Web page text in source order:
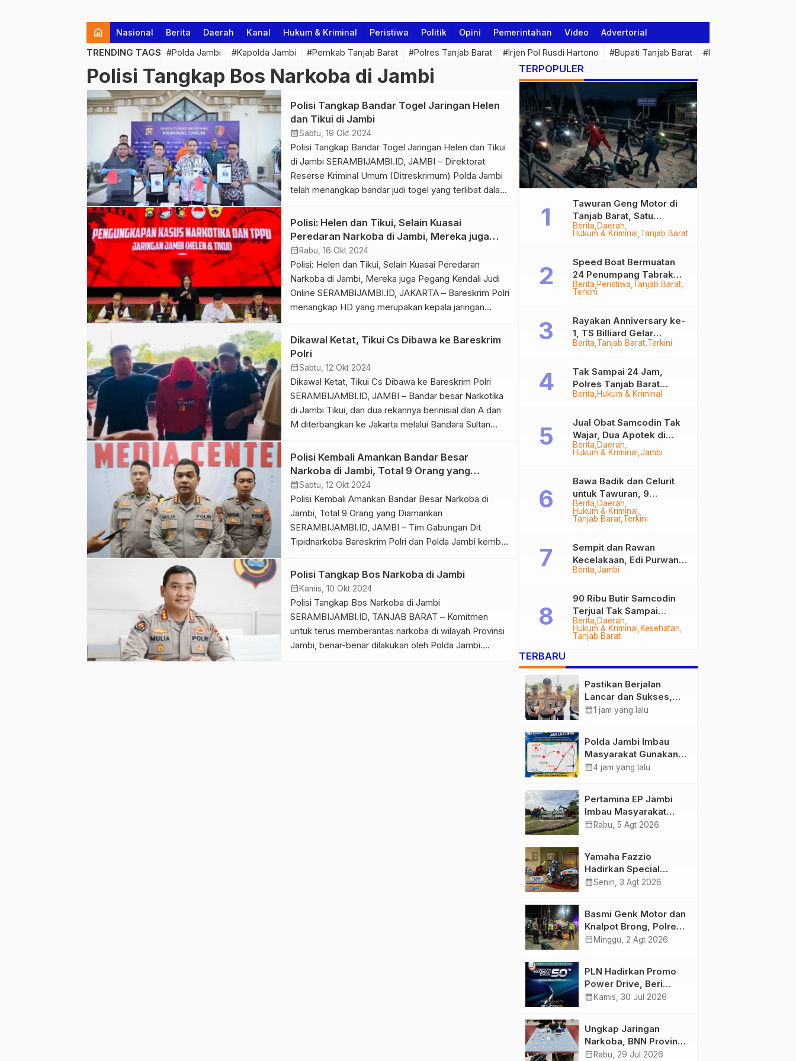
home Nasional Berita Daerah Kanal Hukum & Kriminal Peristiwa Politik Opini Pemerintahan Video Advertorial
TRENDING TAGS #Polda Jambi #Kapolda Jambi #Pemkab Tanjab Barat #Polres Tanjab Barat #Irjen Pol Rusdi Hartono #Bupati Tanjab Barat #Pemprov Jambi
Polisi Tangkap Bos Narkoba di Jambi
Polisi Tangkap Bandar Togel Jaringan Helen
dan Tikui di Jambi
calendar_monthSabtu, 19 Okt 2024
Polisi Tangkap Bandar Togel Jaringan Helen dan Tikui
di Jambi SERAMBIJAMBI.ID, JAMBI – Direktorat
Reserse Kriminal Umum (Ditreskrimum) Polda Jambi
telah menangkap bandar judi togel yang terlibat dalam
pengungkapan ini, Ditreskrimum Polda Jambi telah
menetapkan tiga orang tersangka. Ketiganya yakni, L
alias Lohan sebagai agen, AK dan […]
Polisi: Helen dan Tikui, Selain Kuasai
Peredaran Narkoba di Jambi, Mereka juga
Pegang Kendali Judi Online
calendar_month Rabu, 16 Okt 2024
Polisi: Helen dan Tikui, Selain Kuasai Peredaran
Narkoba di Jambi, Mereka juga Pegang Kendali Judi
Online SERAMBIJAMBI.ID, JAKARTA – Bareskrim Polri
menangkap HD yang merupakan kepala jaringan
aparat juga menangkap kaki tangannya yang masih
memiliki hubungan keluarga. Penangkapan HD
dilakukan pada Kamis (10/10/2024) kemarin, di sebuah
[…]
Dikawal Ketat, Tikui Cs Dibawa ke Bareskrim
Polri
calendar_monthSabtu, 12 Okt 2024
Dikawal Ketat, Tikui Cs Dibawa ke Bareskrim Polri
SERAMBIJAMBI.ID, JAMBI – Bandar besar Narkotika
di Jambi Tikui, dan dua rekannya berinisial dan A dan
M diterbangkan ke Jakarta melalui Bandara Sultan
Tikui dan dua rekannya tiba di Bandara sekira pukul
17.00 WIB dengan pengawalan ketat Resmob Polda
[…]
Polisi Kembali Amankan Bandar Besar
Narkoba di Jambi, Total 9 Orang yang
Diamankan
calendar_monthSabtu, 12 Okt 2024
Polisi Kembali Amankan Bandar Besar Narkoba di
Jambi, Total 9 Orang yang Diamankan
SERAMBIJAMBI.ID, JAMBI – Tim Gabungan Dit
Tipidnarkoba Bareskrim Polri dan Polda Jambi kembali
merupakan jaringan H yang berhasil ditangkap di
Jakarta. Kabid Humas Polda Jambi, Kombes Pol.
Mulia Prianto dalam konferensi Persnya di Ruang
Media […]
Polisi Tangkap Bos Narkoba di Jambi
calendar_month Kamis, 10 Okt 2024
Polisi Tangkap Bos Narkoba di Jambi
SERAMBIJAMBI.ID, TANJAB BARAT – Komitmen
untuk terus memberantas narkoba di wilayah Provinsi
Jambi, benar-benar dilakukan oleh Polda Jambi.
TERPOPULER
Berita Daerah
Hukum & Kriminal Tanjab Barat
Tawuran Geng Motor di
Tanjab Barat, Satu
Remaja Kritis Dibacok, 3
Pelaku Ditangkap
Berita Peristiwa Tanjab Barat
Terkini
Speed Boat Bermuatan
24 Penumpang Tabrak
Togok di Kuala Tungkal,
Berita Tanjab Barat Terkini
Rayakan Anniversary ke-
1, TS Billiard Gelar
Turnamen 9 Ball
Berita Hukum & Kriminal
Tak Sampai 24 Jam,
Polres Tanjab Barat
Ringkus Komplotan
Tungkal
Berita Daerah
Hukum & Kriminal Jambi
Jual Obat Samcodin Tak
Wajar, Dua Apotek di
Tanjab Barat Disegel
Berita Daerah
Hukum & Kriminal
Tanjab Barat Terkini
Bawa Badik dan Celurit
untuk Tawuran, 9
Anggota Geng Motor di
Tanjab Barat Diringkus
Berita Jambi
Sempit dan Rawan
Kecelakaan, Edi Purwanto
Targetkan Jalan Lintas
2028
Berita Daerah
Hukum & Kriminal
Kesehatan
Tanjab Barat
90 Ribu Butir Samcodin
Terjual Tak Sampai
Setahun, Indra Safari
Desak Audit Menyeluruh
TERBARU
Pastikan Berjalan
Lancar dan Sukses,
Polda Jambi Siapkan
1.848 Personel Kawal
Presisi Merdeka Run
calendar_month1 jam yang lalu
Polda Jambi Imbau
Masyarakat Gunakan
Jalur Alternatif Selama
calendar_month4 jam yang lalu
Pertamina EP Jambi
Imbau Masyarakat
Tidak Beraktivitas di
Bersama
calendar_month Rabu, 5 Agt 2026
Yamaha Fazzio
Hadirkan Special
Edition Sunset Blue,
Semakin Skena
calendar_monthSenin, 3 Agt 2026
Basmi Genk Motor dan
Knalpot Brong, Polres
Tanjab Barat Amankan
calendar_month Minggu, 2 Agt 2026
PLN Hadirkan Promo
Power Drive, Beri
Diskon Tambah Daya
calendar_month Kamis, 30 Jul 2026
Ungkap Jaringan
Narkoba, BNN Provinsi
Jambi dan Bea Cukai
calendar_month Rabu, 29 Jul 2026